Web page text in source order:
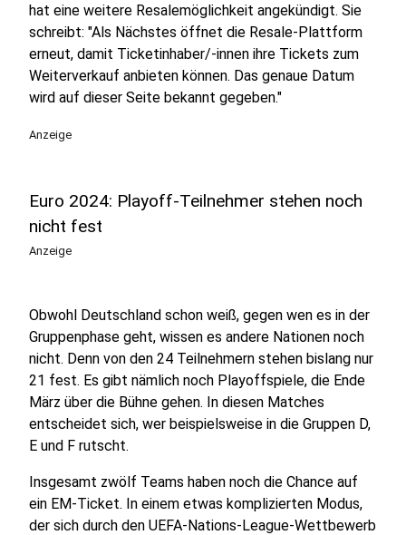
hat eine weitere Resalemöglichkeit angekündigt. Sie
schreibt: "Als Nächstes öffnet die Resale-Plattform
erneut, damit Ticketinhaber/-innen ihre Tickets zum
Weiterverkauf anbieten können. Das genaue Datum
wird auf dieser Seite bekannt gegeben."
Anzeige
Euro 2024: Playoff-Teilnehmer stehen noch
nicht fest
Anzeige
Obwohl Deutschland schon weiß, gegen wen es in der
Gruppenphase geht, wissen es andere Nationen noch
nicht. Denn von den 24 Teilnehmern stehen bislang nur
21 fest. Es gibt nämlich noch Playoffspiele, die Ende
März über die Bühne gehen. In diesen Matches
entscheidet sich, wer beispielsweise in die Gruppen D,
E und F rutscht.
Insgesamt zwölf Teams haben noch die Chance auf
ein EM-Ticket. In einem etwas komplizierten Modus,
der sich durch den UEFA-Nations-League-Wettbewerb